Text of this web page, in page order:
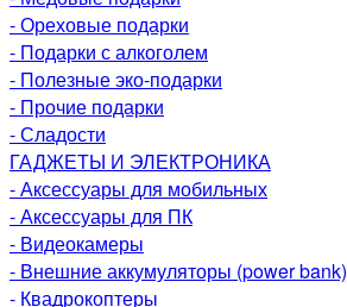
- Ореховые подарки
- Подарки с алкоголем
- Полезные эко-подарки
- Прочие подарки
- Сладости
ГАДЖЕТЫ И ЭЛЕКТРОНИКА
- Аксессуары для мобильных
- Аксессуары для ПК
- Видеокамеры
- Внешние аккумуляторы (power bank)
- Квадрокоптеры